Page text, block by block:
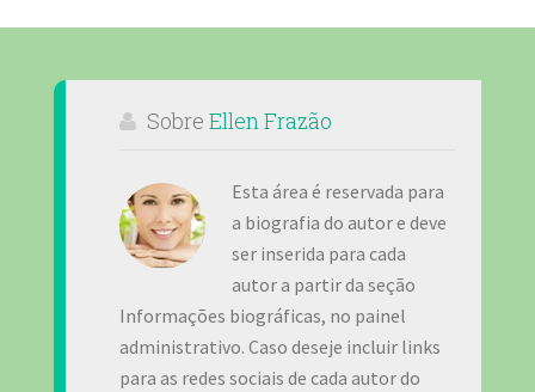
Sobre Ellen Frazão
Esta área é reservada para
a biografia do autor e deve
ser inserida para cada
autor a partir da seção
Informações biográficas, no painel
administrativo. Caso deseje incluir links
para as redes sociais de cada autor do